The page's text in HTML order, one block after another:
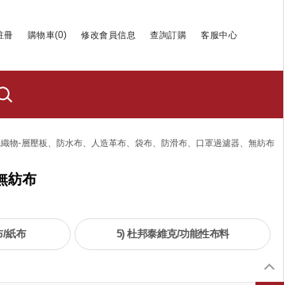
冊 購物車(0) 修改會員信息 查詢訂購 客服中心
物-層壓板、防水布、人造革布、袋布、防滑布、口罩過濾器、無紡布
紡布
/紙布 5) 杜邦泰維克/功能性布料